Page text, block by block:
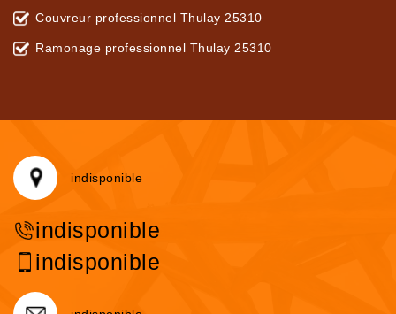
Couvreur professionnel Thulay 25310
Ramonage professionnel Thulay 25310
indisponible
indisponible
indisponible